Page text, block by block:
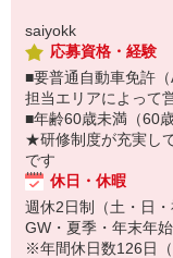
saiyokk
応募資格・経験
■要普通自動車免許（
担当エリアによって
■年齢60歳未満（60
★研修制度が充実し
です
休日・休暇
週休2日制（土・日・
GW・夏季・年末年
※年間休日数126日（